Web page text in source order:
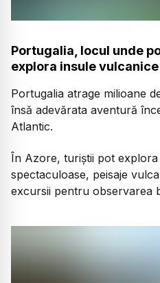
Portugalia, locul unde
explora insule vulcanice
Portugalia atrage milioane
însă adevărata aventură
Atlantic.
În Azore, turiștii pot
spectaculoase, peisaje
excursii pentru observarea